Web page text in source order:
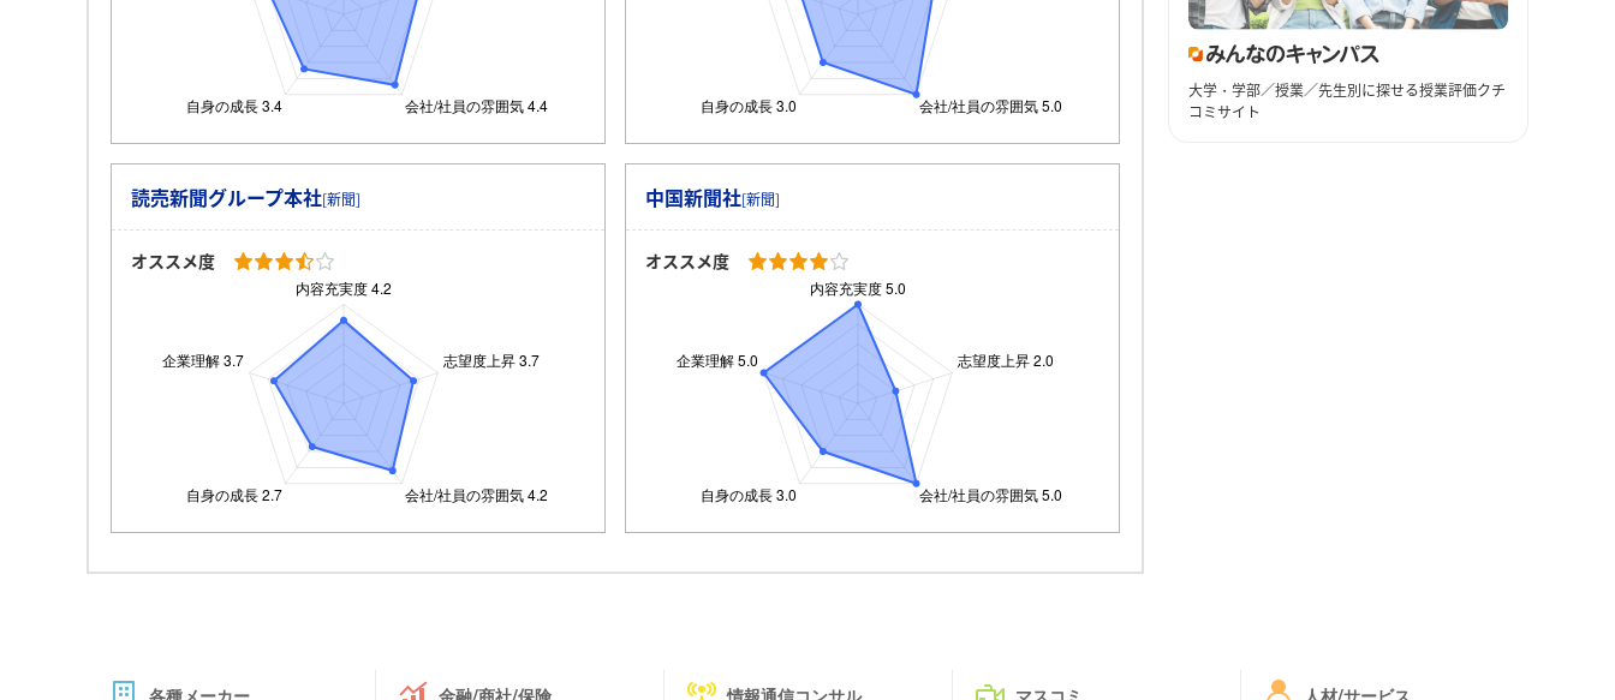
読売新聞グループ本社[新聞]
オススメ度
中国新聞社[新聞]
オススメ度
大学・学部／授業／先生別に探せる授業評価クチ
コミサイト